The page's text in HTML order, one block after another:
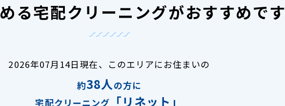
る宅配クリーニングがおすすめです
2026年07月14日現在、
このエリアにお住まいの
約38人の方に
宅配クリーニング
「リネット」